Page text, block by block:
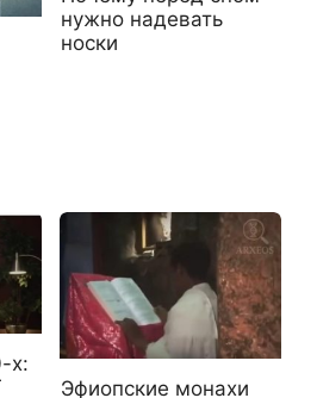
нужно надевать
носки
х:
Эфиопские монахи